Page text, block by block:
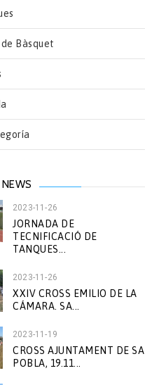
de Bàsquet
2023-11-26
JORNADA DE
TECNIFICACIÓ DE
TANQUES...
2023-11-26
XXIV CROSS EMILIO DE LA
CÁMARA. SA...
2023-11-19
CROSS AJUNTAMENT DE SA
POBLA, 19.11...